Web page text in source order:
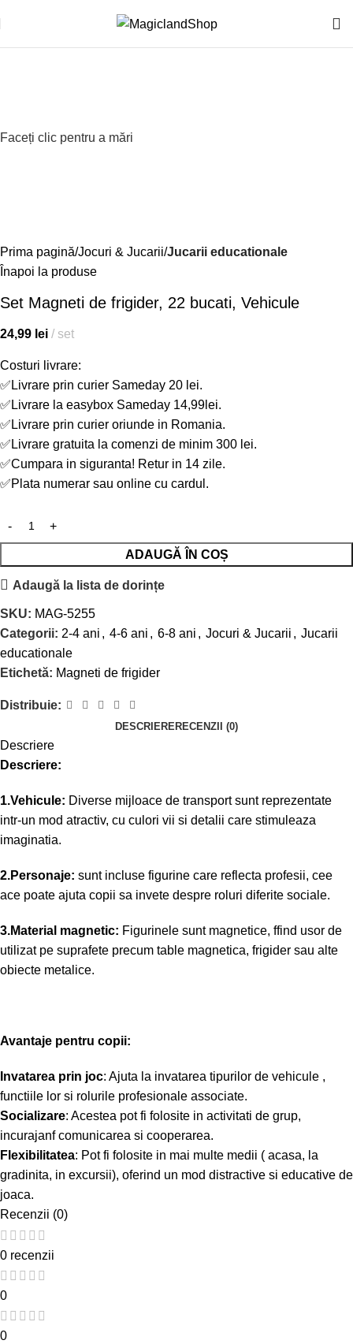
Faceți clic pentru a mări
Prima pagină Jocuri & Jucarii Jucarii educationale
Înapoi la produse
Set Magneti de frigider, 22 bucati, Vehicule
24,99 lei set
Costuri livrare:
✅Livrare prin curier Sameday 20 lei.
✅Livrare la easybox Sameday 14,99lei.
✅Livrare prin curier oriunde in Romania.
✅Livrare gratuita la comenzi de minim 300 lei.
✅Cumpara in siguranta! Retur in 14 zile.
✅Plata numerar sau online cu cardul.
ADAUGĂ ÎN COȘ
Adaugă la lista de dorințe
SKU: MAG-5255
Categorii: 2-4 ani , 4-6 ani , 6-8 ani , Jocuri & Jucarii , Jucarii
educationale
Etichetă: Magneti de frigider
Distribuie:
DESCRIERERECENZII (0)
Descriere
Descriere:
1.Vehicule: Diverse mijloace de transport sunt reprezentate
intr-un mod atractiv, cu culori vii si detalii care stimuleaza
imaginatia.
2.Personaje: sunt incluse figurine care reflecta profesii, cee
ace poate ajuta copii sa invete despre roluri diferite sociale.
3.Material magnetic: Figurinele sunt magnetice, ffind usor de
utilizat pe suprafete precum table magnetica, frigider sau alte
obiecte metalice.
Avantaje pentru copii:
Invatarea prin joc: Ajuta la invatarea tipurilor de vehicule ,
functiile lor si rolurile profesionale associate.
Socializare: Acestea pot fi folosite in activitati de grup,
incurajanf comunicarea si cooperarea.
Flexibilitatea: Pot fi folosite in mai multe medii ( acasa, la
gradinita, in excursii), oferind un mod distractive si educative de
joaca.
Recenzii (0)
0 recenzii
0
0